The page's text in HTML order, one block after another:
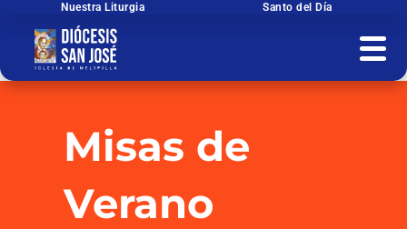
contenido
Nuestra Liturgia Santo del Día
Misas de
Verano